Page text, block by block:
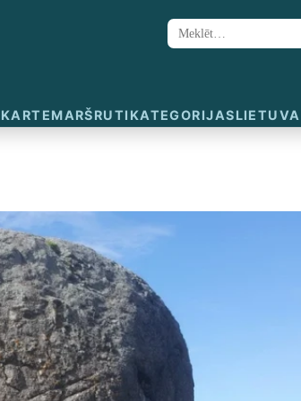
KARTEMARŠRUTI KATEGORIJASLIETUVA
Meklēt: